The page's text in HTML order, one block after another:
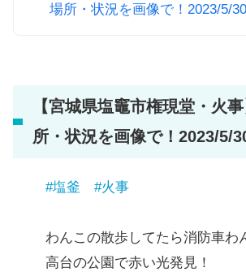
場所・状況を画像で！2023/5/30
【宮城県塩竈市権現堂・火
所・状況を画像で！2023/5/
#塩釜 #火事
わんこの散歩してたら消防車わ
高台の公園で赤い光発見！